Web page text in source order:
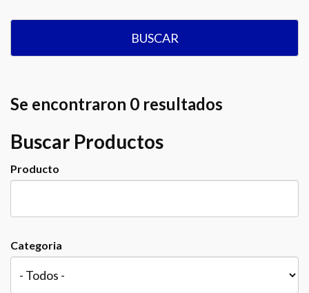
BUSCAR
Se encontraron 0 resultados
Buscar Productos
Producto
Categoria